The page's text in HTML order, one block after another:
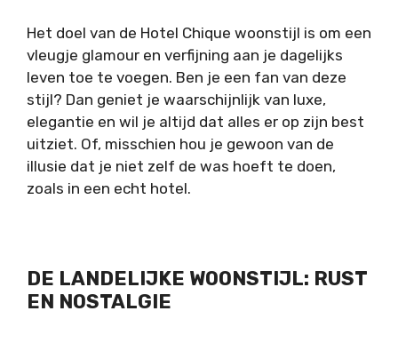
Het doel van de Hotel Chique woonstijl is om een
vleugje glamour en verfijning aan je dagelijks
leven toe te voegen. Ben je een fan van deze
stijl? Dan geniet je waarschijnlijk van luxe,
elegantie en wil je altijd dat alles er op zijn best
uitziet. Of, misschien hou je gewoon van de
illusie dat je niet zelf de was hoeft te doen,
zoals in een echt hotel.
DE LANDELIJKE WOONSTIJL: RUST
EN NOSTALGIE